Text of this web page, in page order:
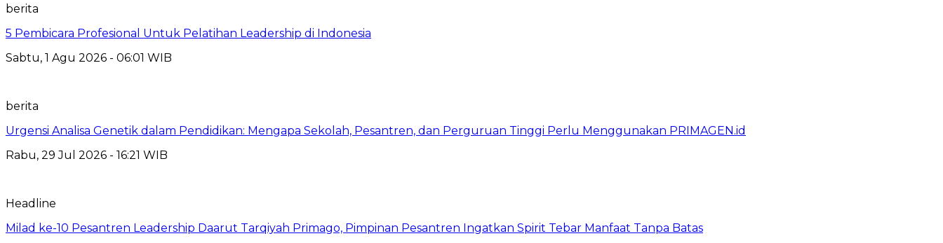
berita
5 Pembicara Profesional Untuk Pelatihan Leadership di Indonesia
Sabtu, 1 Agu 2026 - 06:01 WIB
berita
Urgensi Analisa Genetik dalam Pendidikan: Mengapa Sekolah, Pesantren, dan Perguruan Tinggi Perlu Menggunakan PRIMAGEN.id
Rabu, 29 Jul 2026 - 16:21 WIB
Headline
Milad ke-10 Pesantren Leadership Daarut Tarqiyah Primago, Pimpinan Pesantren Ingatkan Spirit Tebar Manfaat Tanpa Batas